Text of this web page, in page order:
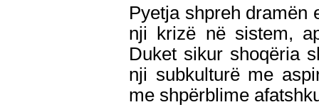
Pyetja shpreh dramën
nji krizë në sistem,
Duket sikur shoqëria
nji subkulturë me
me shpërblime